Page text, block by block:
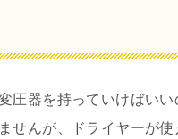
圧器を持っていけばい
せんが、ドライヤーが